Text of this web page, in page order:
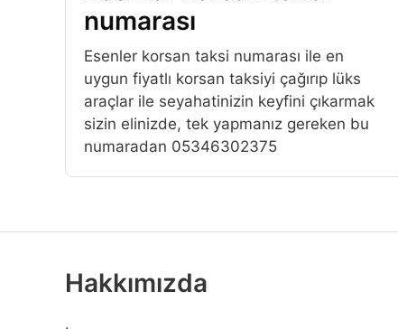
numarası
Esenler korsan taksi numarası ile en
uygun fiyatlı korsan taksiyi çağırıp lüks
araçlar ile seyahatinizin keyfini çıkarmak
sizin elinizde, tek yapmanız gereken bu
numaradan 05346302375
Hakkımızda